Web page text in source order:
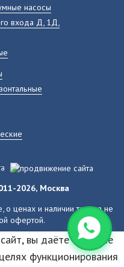
насосы
входа Д, 1Д,
2026, Москва
ценах и наличии товара не
офертой.
вы даёте согласие
функционирования